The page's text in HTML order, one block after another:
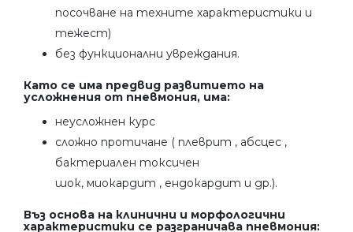
посочване на техните характеристики и
тежест)
без функционални увреждания.
Като се има предвид развитието на
усложнения от пневмония, има:
неусложнен курс
сложно протичане ( плеврит , абсцес ,
бактериален токсичен
шок, миокардит , ендокардит и др.).
Въз основа на клинични и морфологични
характеристики се разграничава пневмония: